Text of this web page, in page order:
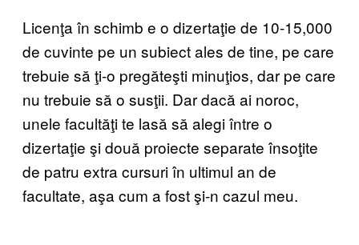
Licenţa în schimb e o dizertaţie de 10-15,000
de cuvinte pe un subiect ales de tine, pe care
trebuie să ţi-o pregăteşti minuţios, dar pe care
nu trebuie să o susţii. Dar dacă ai noroc,
unele facultăţi te lasă să alegi între o
dizertaţie şi două proiecte separate însoţite
de patru extra cursuri în ultimul an de
facultate, aşa cum a fost şi-n cazul meu.